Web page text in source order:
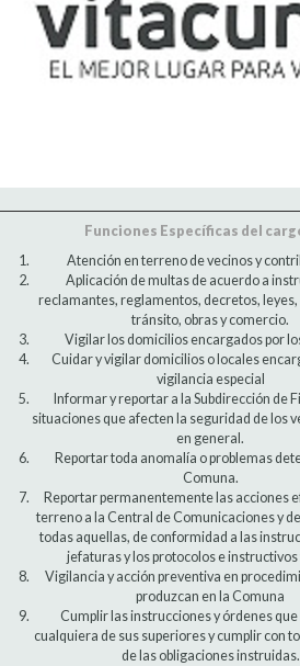
Funciones Específicas del
Atención en terreno de vecinos y
Aplicación de multas de acuerdo a
reclamantes, reglamentos, decretos,
tránsito, obras y comercio.
Vigilar los domicilios encargados por
Cuidar y vigilar domicilios o locales
vigilancia especial
Informar y reportar a la Subdirección de
situaciones que afecten la seguridad de los
en general.
Reportar toda anomalía o problemas
Comuna.
Reportar permanentemente las acciones
terreno a la Central de Comunicaciones y
todas aquellas, de conformidad a las
jefaturas y los protocolos e
Vigilancia y acción preventiva en
produzcan en la Comuna
Cumplir las instrucciones y órdenes
cualquiera de sus superiores y cumplir con
de las obligaciones instruidas.